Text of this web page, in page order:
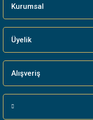
Kurumsal
Üyelik
Alışveriş